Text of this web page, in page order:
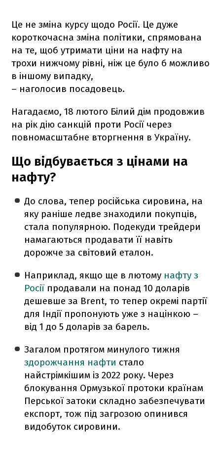
Це не зміна курсу щодо Росії. Це дуже
короткочасна зміна політики, спрямована
на те, щоб утримати ціни на нафту на
трохи нижчому рівні, ніж це було б можливо
в іншому випадку,
– наголосив посадовець.
Нагадаємо, 18 лютого Білий дім продовжив
на рік дію санкцій проти Росії через
повномасштабне вторгнення в Україну.
Що відбувається з цінами на
нафту?
До слова, тепер російська сировина, на
яку раніше ледве знаходили покупців,
стала популярною. Подекуди трейдери
намагаються продавати її навіть
дорожче за світовий еталон.
Наприклад, якщо ще в лютому нафту з
Росії продавали на понад 10 доларів
дешевше за Brent, то тепер окремі партії
для Індії пропонують уже з націнкою –
від 1 до 5 доларів за барель.
Загалом протягом минулого тижня
здорожчання нафти стало
найстрімкішим із 2022 року. Через
блокування Ормузької протоки країнам
Перської затоки складно забезпечувати
експорт, тож під загрозою опинився
видобуток сировини.